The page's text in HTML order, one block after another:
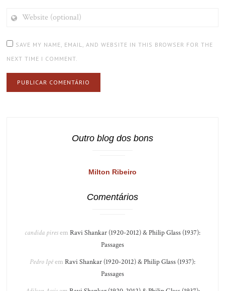
(OPTIONAL)
SAVE MY NAME, EMAIL, AND WEBSITE IN THIS BROWSER FOR THE
NEXT TIME I COMMENT.
Outro blog dos bons
Milton Ribeiro
Comentários
candida piresem Ravi Shankar (1920-2012) & Philip Glass (1937):
Passages
Pedro Ipêem Ravi Shankar (1920-2012) & Philip Glass (1937):
Passages